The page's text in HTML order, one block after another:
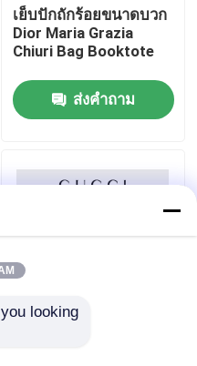
เย็บปักถักร้อยขนาดบวก
Dior Maria Grazia
Chiuri Bag Booktote
ส่งคำถาม
looking